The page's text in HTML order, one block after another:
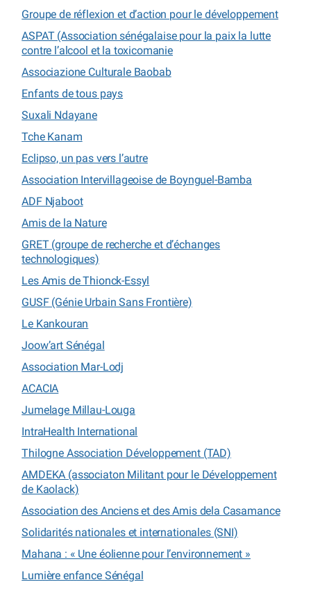
Groupe de réflexion et d’action pour le développement
ASPAT (Association sénégalaise pour la paix la lutte
contre l’alcool et la toxicomanie
Associazione Culturale Baobab
Enfants de tous pays
Suxali Ndayane
Tche Kanam
Eclipso, un pas vers l’autre
Association Intervillageoise de Boynguel-Bamba
ADF Njaboot
Amis de la Nature
GRET (groupe de recherche et d’échanges
technologiques)
Les Amis de Thionck-Essyl
GUSF (Génie Urbain Sans Frontière)
Le Kankouran
Joow’art Sénégal
Association Mar-Lodj
ACACIA
Jumelage Millau-Louga
IntraHealth International
Thilogne Association Développement (TAD)
AMDEKA (associaton Militant pour le Développement
de Kaolack)
Association des Anciens et des Amis dela Casamance
Solidarités nationales et internationales (SNI)
Mahana : « Une éolienne pour l’environnement »
Lumière enfance Sénégal